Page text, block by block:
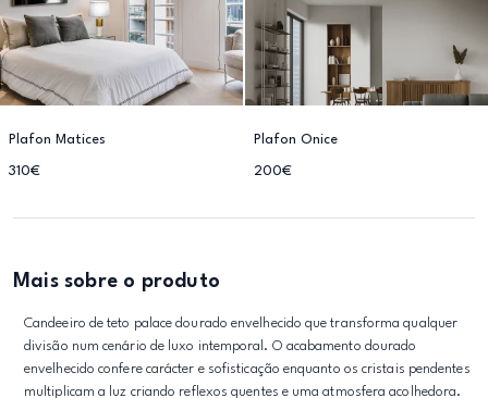
Plafon Matices
310€
Plafon Onice
200€
Mais sobre o produto
Candeeiro de teto palace dourado envelhecido que transforma qualquer
divisão num cenário de luxo intemporal. O acabamento dourado
envelhecido confere carácter e sofisticação enquanto os cristais pendentes
multiplicam a luz criando reflexos quentes e uma atmosfera acolhedora.